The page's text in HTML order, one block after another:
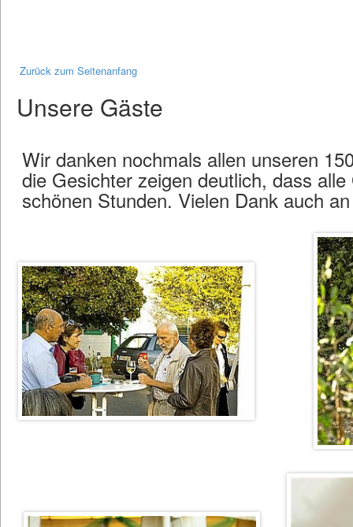
Zurück zum Seitenanfang
Unsere Gäste
Wir danken nochmals allen unseren
die Gesichter zeigen deutlich, dass
schönen Stunden. Vielen Dank auch